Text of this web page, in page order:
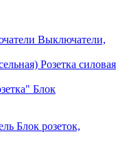
Выключатели,
Розетка силовая
Блок
Блок розеток,